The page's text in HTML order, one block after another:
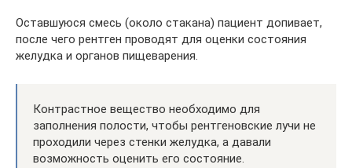
Оставшуюся смесь (около стакана) пациент допивает,
после чего рентген проводят для оценки состояния
желудка и органов пищеварения.
Контрастное вещество необходимо для
заполнения полости, чтобы рентгеновские лучи не
проходили через стенки желудка, а давали
возможность оценить его состояние.